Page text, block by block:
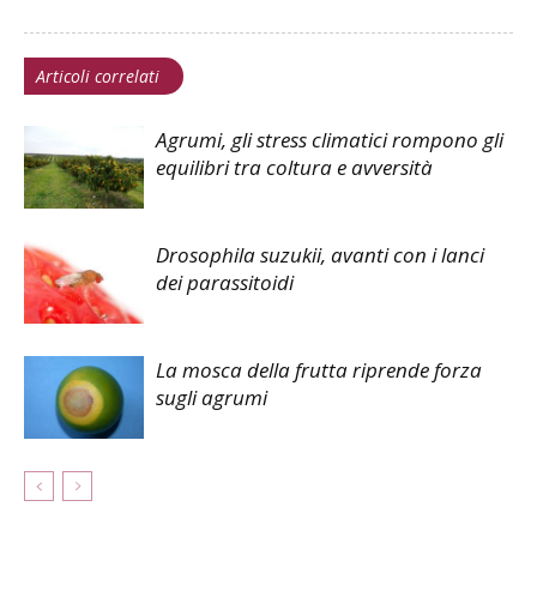
Articoli correlati
Agrumi, gli stress climatici rompono gli
equilibri tra coltura e avversità
Drosophila suzukii, avanti con i lanci
dei parassitoidi
La mosca della frutta riprende forza
sugli agrumi